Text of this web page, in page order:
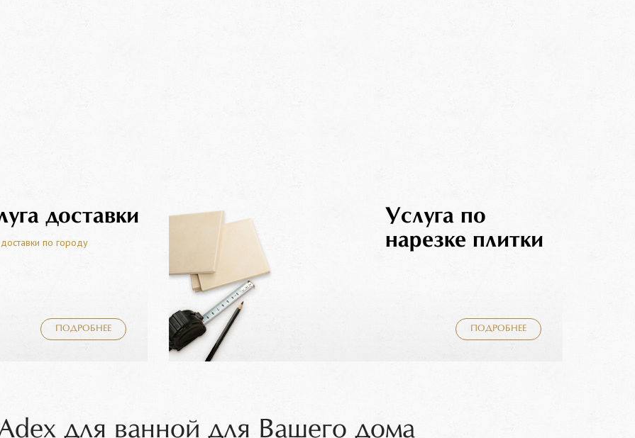
доставки
доставки по городу
ПОДРОБНЕЕ
Услуга по
нарезке плитки
ПОДРОБНЕЕ
для ванной для Вашего дома